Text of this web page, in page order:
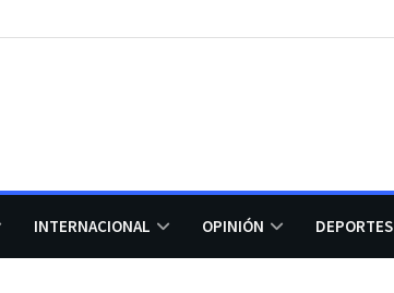
INTERNACIONAL OPINIÓN DEPORTES